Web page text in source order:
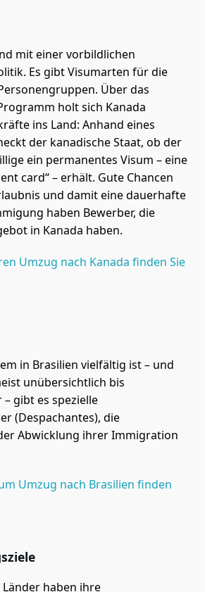
mit einer vorbildlichen
Es gibt Visumarten für die
Über das
holt sich Kanada
ins Land: Anhand eines
der kanadische Staat, ob der
ein permanentes Visum – eine
card“ – erhält. Gute Chancen
und damit eine dauerhafte
haben Bewerber, die
in Kanada haben.
Umzug nach Kanada finden Sie
in Brasilien vielfältig ist – und
unübersichtlich bis
gibt es spezielle
(Despachantes), die
Abwicklung ihrer Immigration
Umzug nach Brasilien finden
haben ihre